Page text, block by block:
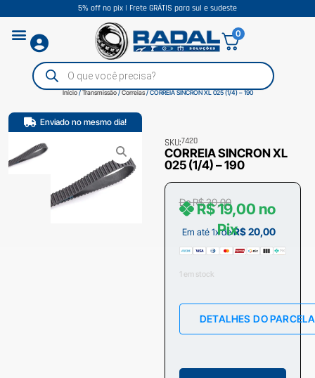
5% off no pix | Frete GRÁTIS para sul e sudeste
0
Início/Transmissão/Correias/ CORREIA SINCRON XL 025 (1/4) – 190
Enviado no mesmo dia!
SKU:7420
CORREIA SINCRON XL
025 (1/4) – 190
DeR$20,00
Em até 1x deR$20,00
R$19,00 no
Pix
1 em stock
DETALHES DO